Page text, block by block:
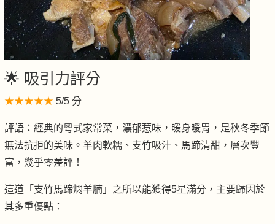
🌟 吸引力評分
★★★★★ 5/5 分
評語：經典的粵式家常菜，濃郁惹味，暖身暖胃，是秋冬季節
無法抗拒的美味。羊肉軟糯、支竹吸汁、馬蹄清甜，層次豐
富，幾乎零差評！
這道「支竹馬蹄燜羊腩」之所以能獲得5星滿分，主要歸因於
其多重優點：